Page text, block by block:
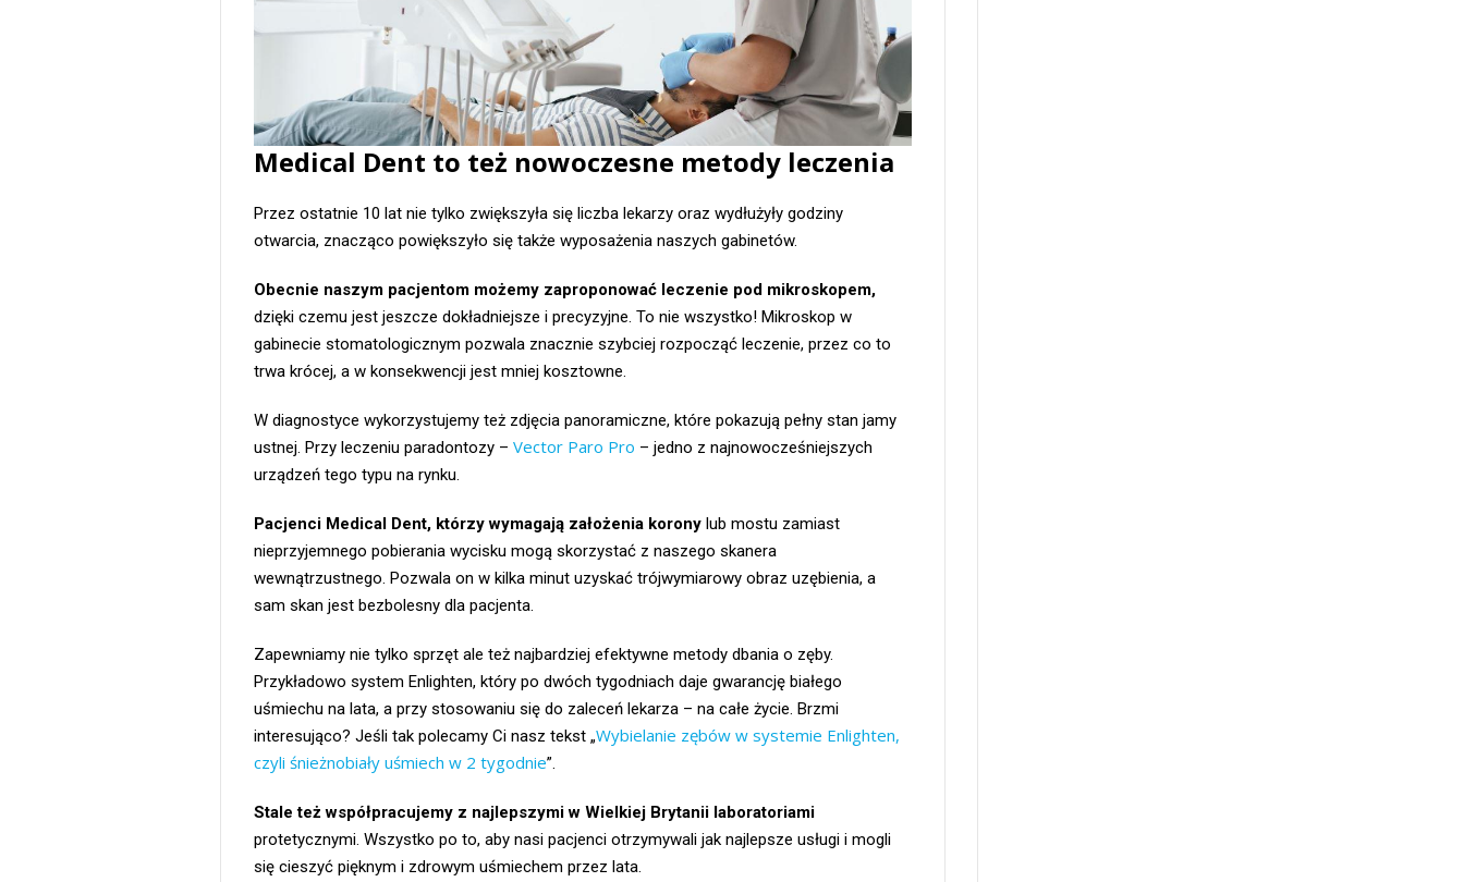
Medical Dent to też nowoczesne metody leczenia
Przez ostatnie 10 lat nie tylko zwiększyła się liczba lekarzy oraz wydłużyły godziny
otwarcia, znacząco powiększyło się także wyposażenia naszych gabinetów.
Obecnie naszym pacjentom możemy zaproponować leczenie pod mikroskopem,
dzięki czemu jest jeszcze dokładniejsze i precyzyjne. To nie wszystko! Mikroskop w
gabinecie stomatologicznym pozwala znacznie szybciej rozpocząć leczenie, przez co to
trwa krócej, a w konsekwencji jest mniej kosztowne.
W diagnostyce wykorzystujemy też zdjęcia panoramiczne, które pokazują pełny stan jamy
ustnej. Przy leczeniu paradontozy – Vector Paro Pro – jedno z najnowocześniejszych
urządzeń tego typu na rynku.
Pacjenci Medical Dent, którzy wymagają założenia korony lub mostu zamiast
nieprzyjemnego pobierania wycisku mogą skorzystać z naszego skanera
wewnątrzustnego. Pozwala on w kilka minut uzyskać trójwymiarowy obraz uzębienia, a
sam skan jest bezbolesny dla pacjenta.
Zapewniamy nie tylko sprzęt ale też najbardziej efektywne metody dbania o zęby.
Przykładowo system Enlighten, który po dwóch tygodniach daje gwarancję białego
uśmiechu na lata, a przy stosowaniu się do zaleceń lekarza – na całe życie. Brzmi
interesująco? Jeśli tak polecamy Ci nasz tekst „Wybielanie zębów w systemie Enlighten,
czyli śnieżnobiały uśmiech w 2 tygodnie”.
Stale też współpracujemy z najlepszymi w Wielkiej Brytanii laboratoriami
protetycznymi. Wszystko po to, aby nasi pacjenci otrzymywali jak najlepsze usługi i mogli
się cieszyć pięknym i zdrowym uśmiechem przez lata.